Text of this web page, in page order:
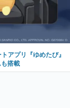
アプリ『ゆめたび』
搭載